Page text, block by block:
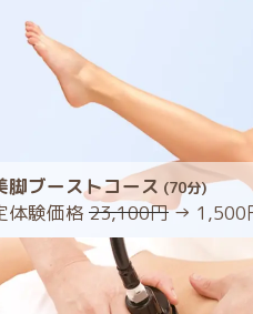
脚ブーストコース (70分)
体験価格 23,100円→ 1,500